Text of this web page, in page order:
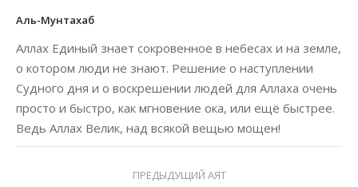
Аль-Мунтахаб
Аллах Единый знает сокровенное в небесах и на земле,
о котором люди не знают. Решение о наступлении
Судного дня и о воскрешении людей для Аллаха очень
просто и быстро, как мгновение ока, или ещё быстрее.
Ведь Аллах Велик, над всякой вещью мощен!
ПРЕДЫДУЩИЙ АЯТ